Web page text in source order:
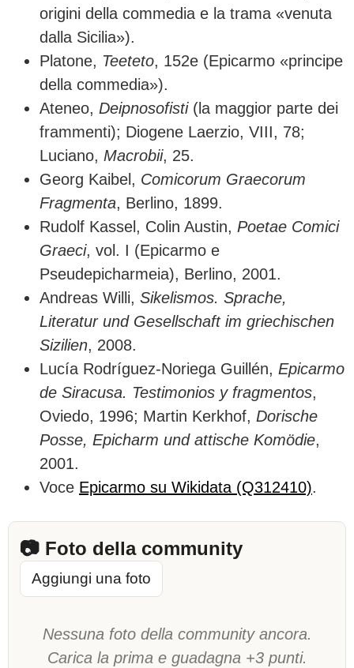
origini della commedia e la trama «venuta
dalla Sicilia»).
Platone, Teeteto, 152e (Epicarmo «principe
della commedia»).
Ateneo, Deipnosofisti(la maggior parte dei
frammenti); Diogene Laerzio, VIII, 78;
Luciano, Macrobii, 25.
Georg Kaibel, Comicorum Graecorum
Fragmenta, Berlino, 1899.
Rudolf Kassel, Colin Austin, Poetae Comici
Graeci, vol. I (Epicarmo e
Pseudepicharmeia), Berlino, 2001.
Andreas Willi, Sikelismos. Sprache,
Literatur und Gesellschaft im griechischen
Sizilien, 2008.
Lucía Rodríguez-Noriega Guillén, Epicarmo
de Siracusa. Testimonios y fragmentos,
Oviedo, 1996; Martin Kerkhof, Dorische
Posse, Epicharm und attische Komödie,
2001.
Voce Epicarmo su Wikidata (Q312410).
📷 Foto della community
Aggiungi una foto
Nessuna foto della community ancora.
Carica la prima e guadagna +3 punti.